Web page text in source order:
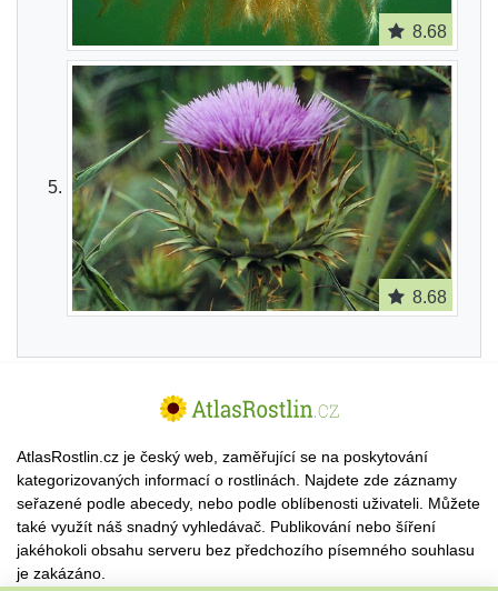
8.68
8.68
AtlasRostlin.cz je český web, zaměřující se na poskytování
kategorizovaných informací o rostlinách. Najdete zde záznamy
seřazené podle abecedy, nebo podle oblíbenosti uživateli. Můžete
také využít náš snadný vyhledávač. Publikování nebo šíření
jakéhokoli obsahu serveru bez předchozího písemného souhlasu
je zakázáno.